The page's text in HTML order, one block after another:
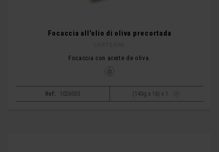
Focaccia all'olio di oliva precortada
Focaccia con aceite de oliva.
Ref: 1026033 (140g x 16) x 1